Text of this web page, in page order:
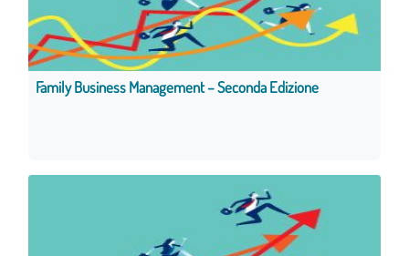
Family Business Management – Seconda Edizione